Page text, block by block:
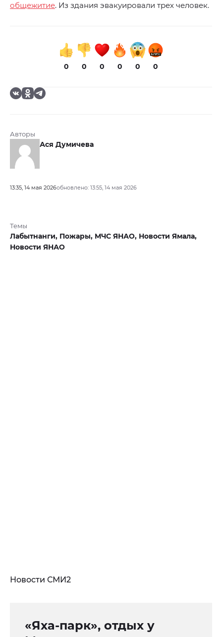
общежитие. Из здания эвакуировали трех человек.
0 0 0 0 0 0
Авторы
Ася Думичева
13:35, 14 мая 2026обновлено: 13:55, 14 мая 2026
Темы
Лабытнанги, Пожары, МЧС ЯНАО, Новости Ямала,
Новости ЯНАО
Новости СМИ2
«Яха-парк», отдых у